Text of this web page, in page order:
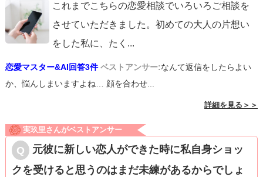
これまでこちらの恋愛相談でいろいろご相談を
させていただきました。初めての大人の片想い
をした私に、たく ...
恋愛マスター&AI回答3件 ベストアンサー:なんて返信をしたらよい
か、悩んしまいますよね… 顔を合わせ...
詳細を見る＞＞
実玖里さんがベストアンサー
元彼に新しい恋人ができた時に私自身ショッ
クを受けると思うのはまだ未練があるからでしょ